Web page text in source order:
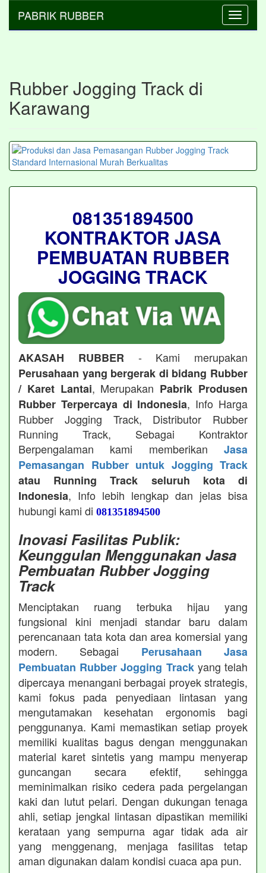
Toggle
PABRIK RUBBER
Rubber Jogging Track di
Karawang
081351894500
KONTRAKTOR JASA
PEMBUATAN RUBBER
JOGGING TRACK
AKASAH RUBBER - Kami merupakan
Perusahaan yang bergerak di bidang Rubber
/ Karet Lantai, Merupakan Pabrik Produsen
Rubber Terpercaya di Indonesia, Info Harga
Rubber Jogging Track, Distributor Rubber
Running Track, Sebagai Kontraktor
Berpengalaman kami memberikan Jasa
Pemasangan Rubber untuk Jogging Track
atau Running Track seluruh kota di
Indonesia, Info lebih lengkap dan jelas bisa
hubungi kami di 081351894500
Inovasi Fasilitas Publik:
Keunggulan Menggunakan Jasa
Pembuatan Rubber Jogging
Track
Menciptakan ruang terbuka hijau yang
fungsional kini menjadi standar baru dalam
perencanaan tata kota dan area komersial yang
modern. Sebagai Perusahaan Jasa
Pembuatan Rubber Jogging Trackyang telah
dipercaya menangani berbagai proyek strategis,
kami fokus pada penyediaan lintasan yang
mengutamakan kesehatan ergonomis bagi
penggunanya. Kami memastikan setiap proyek
memiliki kualitas bagus dengan menggunakan
material karet sintetis yang mampu menyerap
guncangan secara efektif, sehingga
meminimalkan risiko cedera pada pergelangan
kaki dan lutut pelari. Dengan dukungan tenaga
ahli, setiap jengkal lintasan dipastikan memiliki
kerataan yang sempurna agar tidak ada air
yang menggenang, menjaga fasilitas tetap
aman digunakan dalam kondisi cuaca apa pun.